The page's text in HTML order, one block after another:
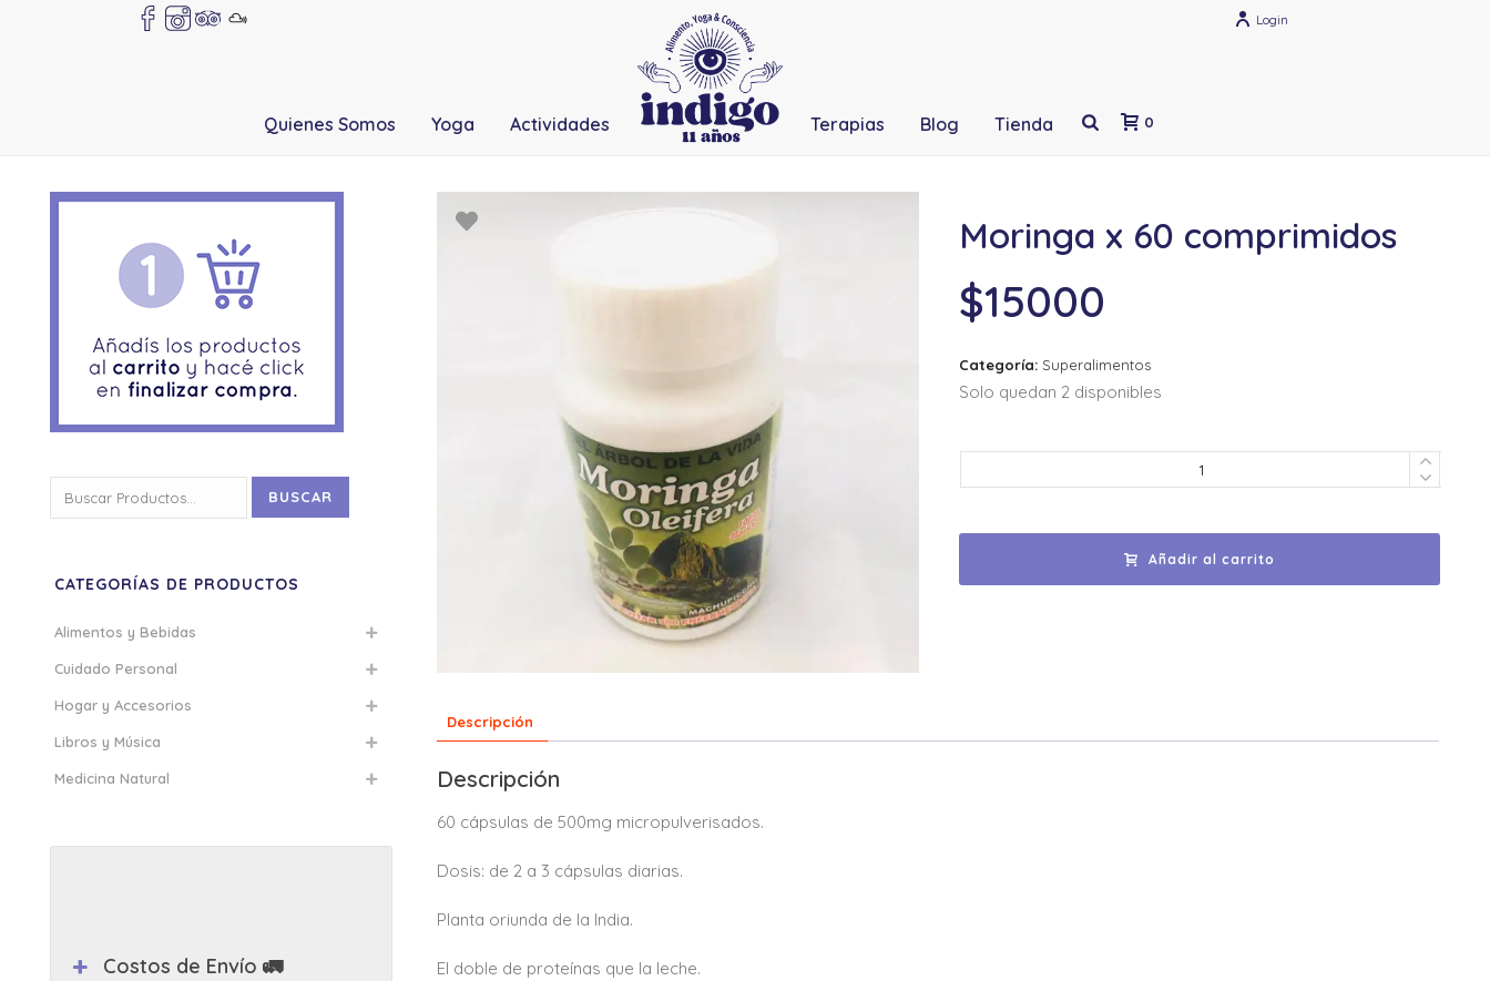
Login
Quienes Somos Yoga Actividades Terapias Blog Tienda 0
Moringa x 60 comprimidos
$15000
Categoría: Superalimentos
Solo quedan 2 disponibles
Añadir al carrito
Descripción
Descripción
60 cápsulas de 500mg micropulverisados.
Dosis: de 2 a 3 cápsulas diarias.
Planta oriunda de la India.
El doble de proteínas que la leche.
por:
BUSCAR
CATEGORÍAS DE PRODUCTOS
Alimentos y Bebidas
Cuidado Personal
Hogar y Accesorios
Libros y Música
Medicina Natural
Costos de Envío 🚛